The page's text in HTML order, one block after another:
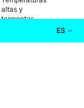
altas y
tormentas
ES